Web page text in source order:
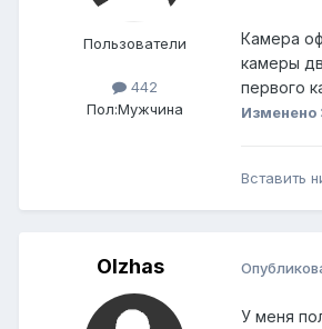
Пользователи
442
Пол:Мужчина
Камера
камеры
первого
Изменено
Вставить
Olzhas
У меня